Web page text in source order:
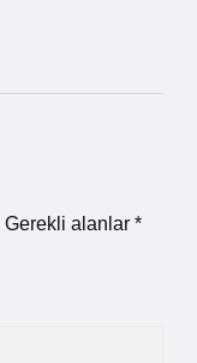
Gerekli alanlar *